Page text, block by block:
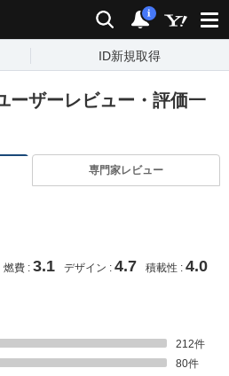
検索 通知
i
ID新規取得
ーザーレビュー・評価一
専門家レビュー
燃費 3.1 デザイン 4.7 積載性 4.0
212件
80件